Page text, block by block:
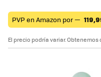
PVP en Amazon por —
El precio podría variar.